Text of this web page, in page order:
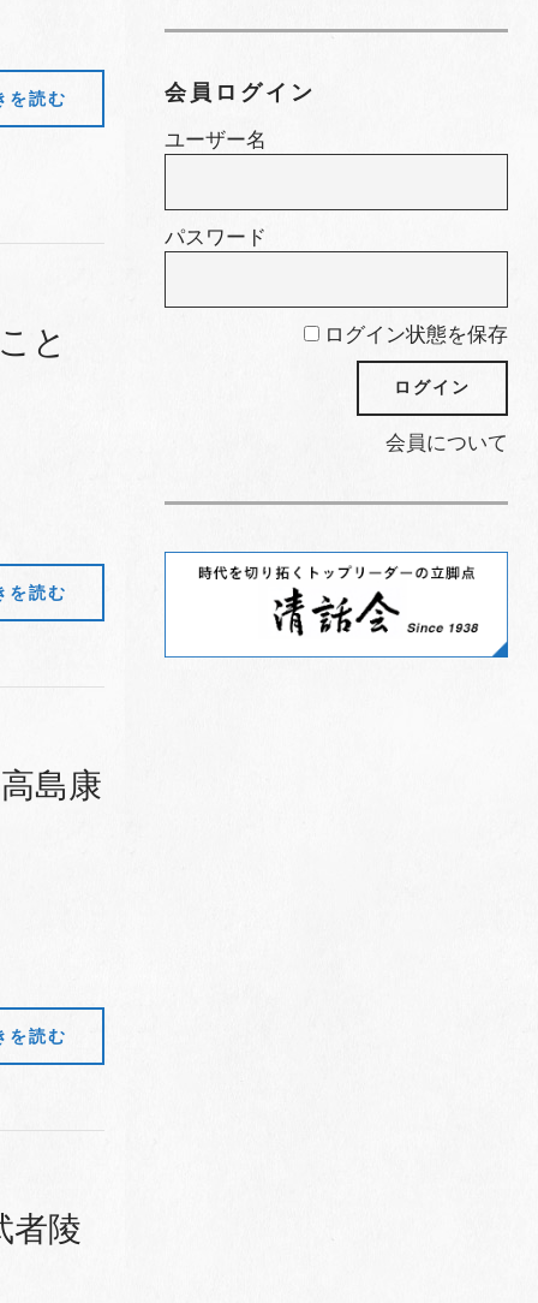
を読む
と
を読む
島康
を読む
者陵
テ
リ
会員ログイン
ユーザー名
パスワード
ログイン状態を保存
会員について